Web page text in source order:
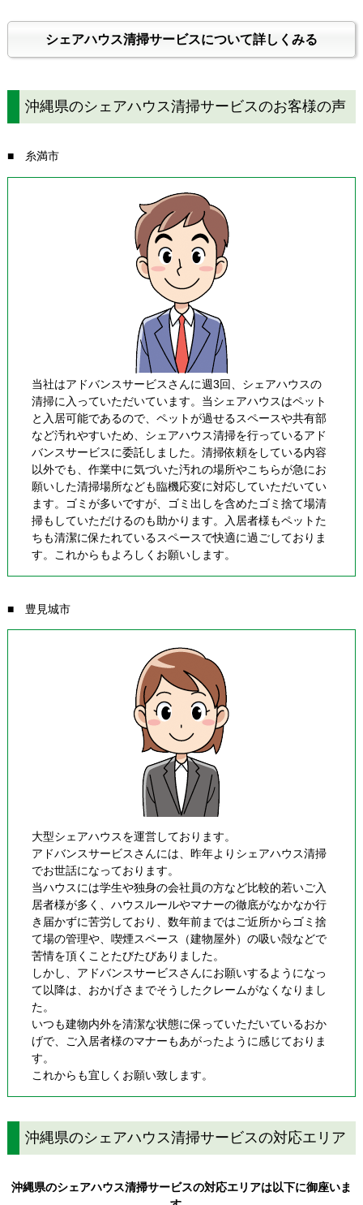
シェアハウス清掃サービスについて詳しくみる
沖縄県のシェアハウス清掃サービスのお客様の声
■ 糸満市
当社はアドバンスサービスさんに週3回、シェアハウスの
清掃に入っていただいています。当シェアハウスはペット
と入居可能であるので、ペットが過せるスペースや共有部
など汚れやすいため、シェアハウス清掃を行っているアド
バンスサービスに委託しました。清掃依頼をしている内容
以外でも、作業中に気づいた汚れの場所やこちらが急にお
願いした清掃場所なども臨機応変に対応していただいてい
ます。ゴミが多いですが、ゴミ出しを含めたゴミ捨て場清
掃もしていただけるのも助かります。入居者様もペットた
ちも清潔に保たれているスペースで快適に過ごしておりま
す。これからもよろしくお願いします。
■ 豊見城市
大型シェアハウスを運営しております。
アドバンスサービスさんには、昨年よりシェアハウス清掃
でお世話になっております。
当ハウスには学生や独身の会社員の方など比較的若いご入
居者様が多く、ハウスルールやマナーの徹底がなかなか行
き届かずに苦労しており、数年前まではご近所からゴミ捨
て場の管理や、喫煙スペース（建物屋外）の吸い殻などで
苦情を頂くことたびたびありました。
しかし、アドバンスサービスさんにお願いするようになっ
て以降は、おかげさまでそうしたクレームがなくなりまし
た。
いつも建物内外を清潔な状態に保っていただいているおか
げで、ご入居者様のマナーもあがったように感じておりま
す。
これからも宜しくお願い致します。
沖縄県のシェアハウス清掃サービスの対応エリア
沖縄県のシェアハウス清掃サービスの対応エリアは以下に御座いま